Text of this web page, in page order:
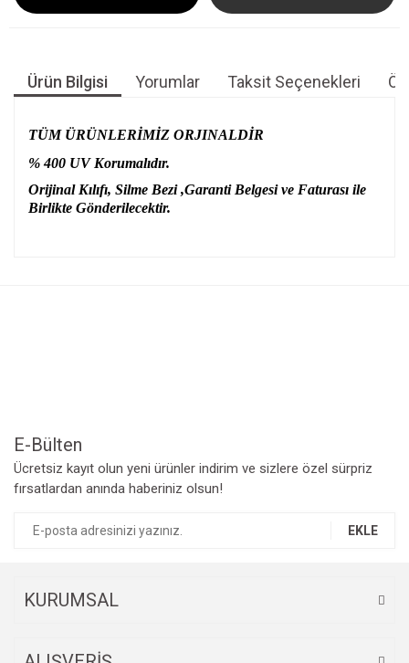
Ürün Bilgisi Yorumlar Taksit Seçenekleri
TÜM ÜRÜNLERİMİZ ORJINALDİR
% 400 UV Korumalıdır.
Orijinal Kılıfı, Silme Bezi ,Garanti Belgesi ve Faturası ile
Birlikte Gönderilecektir.
E-Bülten
Ücretsiz kayıt olun yeni ürünler indirim ve sizlere özel sürpriz
fırsatlardan anında haberiniz olsun!
EKLE
KURUMSAL